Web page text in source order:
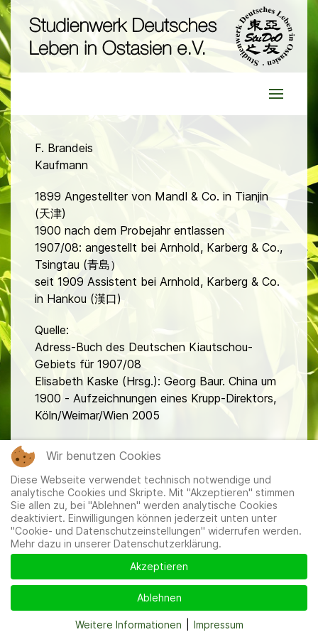
F. Brandeis
Kaufmann
1899 Angestellter von Mandl & Co. in Tianjin
(天津)
1900 nach dem Probejahr entlassen
1907/08: angestellt bei Arnhold, Karberg & Co.,
Tsingtau (青島）
seit 1909 Assistent bei Arnhold, Karberg & Co.
in Hankou (漢口)
Quelle:
Adress-Buch des Deutschen Kiautschou-
Gebiets für 1907/08
Elisabeth Kaske (Hrsg.): Georg Baur. China um
1900 - Aufzeichnungen eines Krupp-Direktors,
Köln/Weimar/Wien 2005
Mitglieder|Impressum|Datenschutzerklärung|Cookie-
und Datenschutzeinstellungen
Wir benutzen Cookies
Diese Webseite verwendet technisch notwendige und
analytische Cookies und Skripte. Mit "Akzeptieren" stimmen
Sie allen zu, bei "Ablehnen" werden analytische Cookies
deaktiviert. Einwilligungen können jederzeit unten unter
"Cookie- und Datenschutzeinstellungen" widerrufen werden.
Mehr dazu in unserer Datenschutzerklärung.
Akzeptieren
Ablehnen
Weitere Informationen Impressum